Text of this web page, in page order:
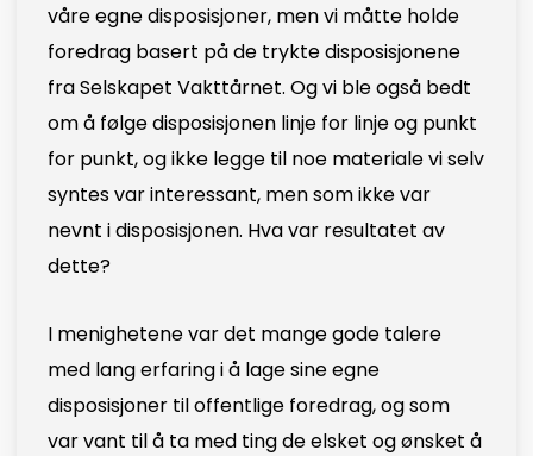
våre egne disposisjoner, men vi måtte holde
foredrag basert på de trykte disposisjonene
fra Selskapet Vakttårnet. Og vi ble også bedt
om å følge disposisjonen linje for linje og punkt
for punkt, og ikke legge til noe materiale vi selv
syntes var interessant, men som ikke var
nevnt i disposisjonen. Hva var resultatet av
dette?
I menighetene var det mange gode talere
med lang erfaring i å lage sine egne
disposisjoner til offentlige foredrag, og som
var vant til å ta med ting de elsket og ønsket å